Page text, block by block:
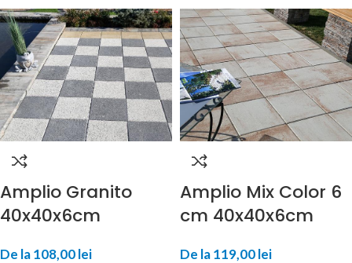
Amplio Granito
40x40x6cm
De la108,00lei
Amplio Mix Color 6
cm 40x40x6cm
De la119,00lei